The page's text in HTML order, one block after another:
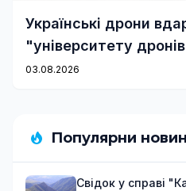
Українські дрони
"університету
Wildberries
03.08.2026
Популярни
Свідок у справі